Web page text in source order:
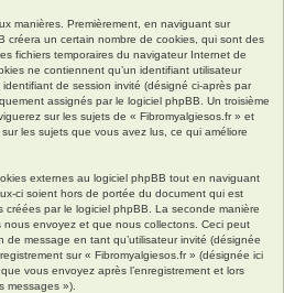
manières. Premièrement, en naviguant sur
créera un certain nombre de cookies, qui sont des
fichiers temporaires du navigateur Internet de
ne contiennent qu’un identifiant utilisateur
de session invité (désigné ci-après par
assignés par le logiciel phpBB. Un troisième
sur les sujets de « Fibromyalgiesos.fr » et
les sujets que vous avez lus, ce qui améliore
externes au logiciel phpBB tout en naviguant
ci soient hors de portée du document qui est
créées par le logiciel phpBB. La seconde manière
nous envoyez et que nous collectons. Ceci peut
de message en tant qu’utilisateur invité (désignée
sur « Fibromyalgiesos.fr » (désignée ici
vous envoyez après l’enregistrement et lors
messages »).